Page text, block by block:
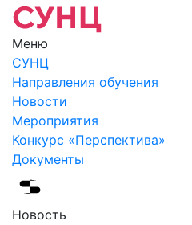
Меню
СУНЦ
Направления обучения
Новости
Мероприятия
Конкурс «Перспектива»
Документы
Новость